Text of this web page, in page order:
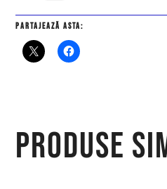
Partajează asta:
Produse